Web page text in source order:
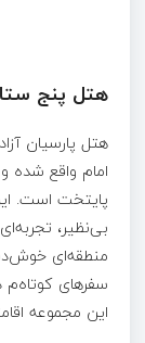
هتل‌ پنج
هتل پارسیان
امام واقع شده
پایتخت است.
بی‌نظیر،
منطقه‌ای
سفرهای
این مجموعه